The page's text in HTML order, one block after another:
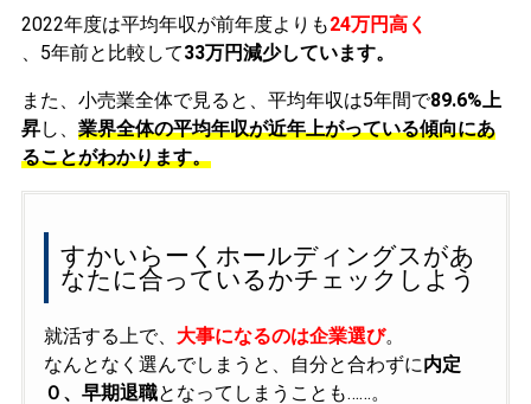
2022年度は平均年収が前年度よりも24万円高く
、5年前と比較して33万円減少しています。
また、小売業全体で見ると、平均年収は5年間で89.6%上
昇し、 業界全体の平均年収が近年上がっている傾向にあ
ることがわかります。
すかいらーくホールディングスがあ
なたに合っているかチェックしよう
就活する上で、 大事になるのは企業選び。
なんとなく選んでしまうと、自分と合わずに内定
０、早期退職となってしまうことも……。